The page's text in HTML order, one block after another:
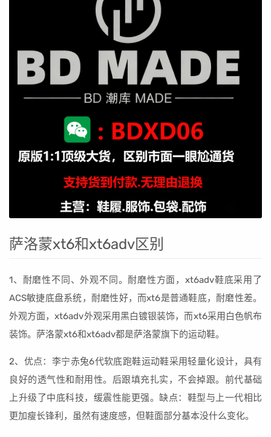
萨洛蒙xt6和xt6adv区别
1、耐磨性不同、外观不同。耐磨性方面，xt6adv鞋底采用了
ACS敏捷底盘系统，耐磨性好，而xt6是普通鞋底，耐磨性差。
外观方面，xt6adv外观采用黑白镀银装饰，而xt6采用白色帆布
装饰。萨洛蒙xt6和xt6adv都是萨洛蒙旗下的运动鞋。
2、优点：李宁赤兔6代软底跑鞋运动鞋采用轻量化设计，具有
良好的透气性和耐用性。后跟填充扎实，不会掉跟。前代基础
上升级了中底科技，缓震性能更强。缺点：鞋型与上一代相比
更加瘦长锋利，虽然有速度感，但鞋面部分基本没什么变化。